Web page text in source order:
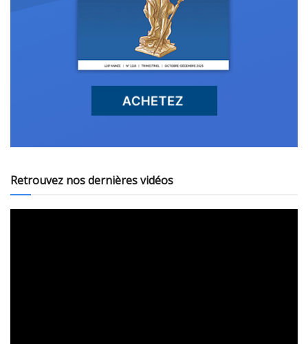
Retrouvez nos dernières vidéos